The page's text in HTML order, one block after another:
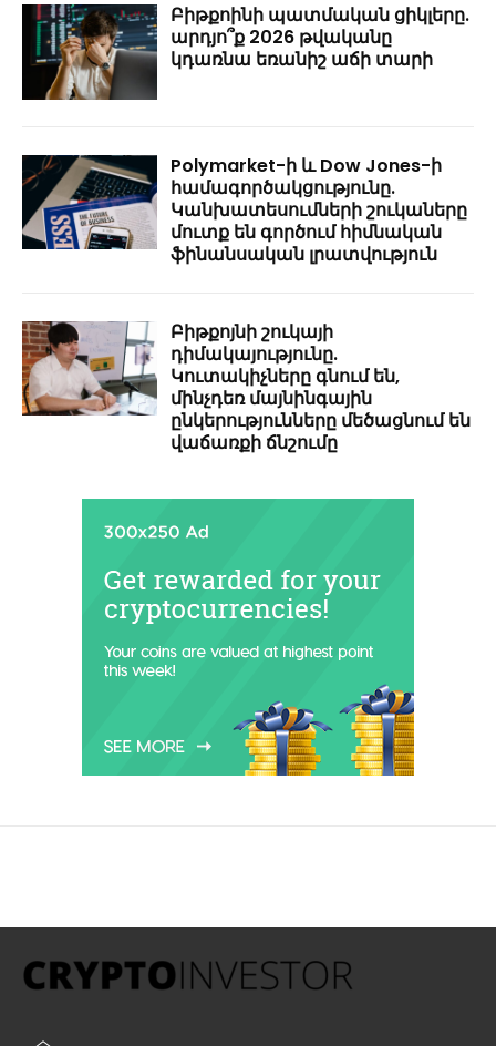
Բիթքոինի պատմական ցիկլերը.
արդյո՞ք 2026 թվականը
կդառնա եռանիշ աճի տարի
Polymarket-ի և Dow Jones-ի
համագործակցությունը.
Կանխատեսումների շուկաները
մուտք են գործում հիմնական
ֆինանսական լրատվություն
Բիթքոյնի շուկայի
դիմակայությունը.
Կուտակիչները գնում են,
մինչդեռ մայնինգային
ընկերությունները մեծացնում են
վաճառքի ճնշումը